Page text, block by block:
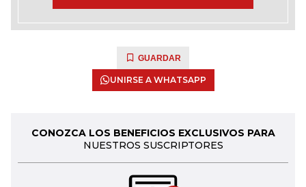
GUARDAR
UNIRSE A WHATSAPP
CONOZCA LOS BENEFICIOS EXCLUSIVOS PARA
NUESTROS SUSCRIPTORES